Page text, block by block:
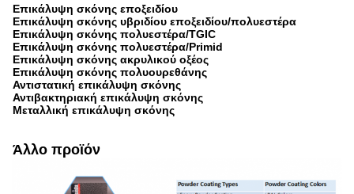
Επικάλυψη σκόνης εποξειδίου
Επικάλυψη σκόνης υβριδίου εποξειδίου/πολυεστέρα
Επικάλυψη σκόνης πολυεστέρα/TGIC
Επικάλυψη σκόνης πολυεστέρα/Primid
Επικάλυψη σκόνης ακρυλικού οξέος
Επικάλυψη σκόνης πολυουρεθάνης
Αντιστατική επικάλυψη σκόνης
Αντιβακτηριακή επικάλυψη σκόνης
Μεταλλική επικάλυψη σκόνης
Άλλο προϊόν